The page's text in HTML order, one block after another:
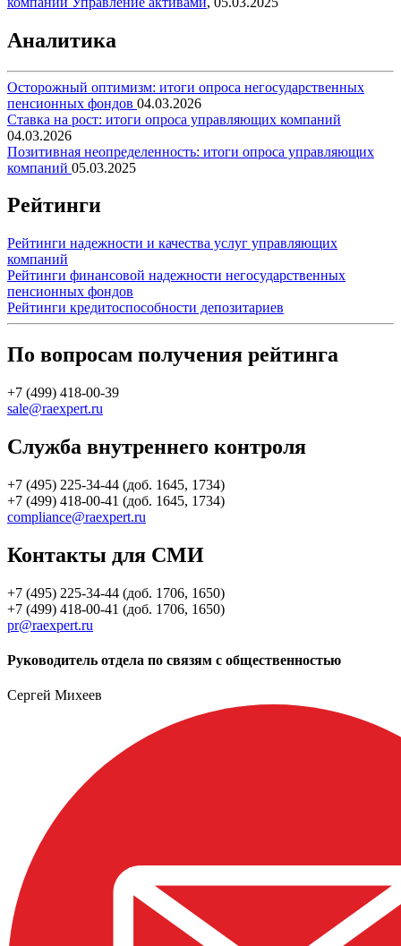
Аналитика
Осторожный оптимизм: итоги опроса негосударственных
пенсионных фондов 04.03.2026
Ставка на рост: итоги опроса управляющих компаний
04.03.2026
Позитивная неопределенность: итоги опроса управляющих
компаний 05.03.2025
Рейтинги
Рейтинги надежности и качества услуг управляющих
компаний
Рейтинги финансовой надежности негосударственных
пенсионных фондов
Рейтинги кредитоспособности депозитариев
По вопросам получения рейтинга
+7 (499) 418-00-39
sale@raexpert.ru
Служба внутреннего контроля
+7 (495) 225-34-44 (доб. 1645, 1734)
+7 (499) 418-00-41 (доб. 1645, 1734)
compliance@raexpert.ru
Контакты для СМИ
+7 (495) 225-34-44 (доб. 1706, 1650)
+7 (499) 418-00-41 (доб. 1706, 1650)
pr@raexpert.ru
Руководитель отдела по связям с общественностью
Сергей Михеев